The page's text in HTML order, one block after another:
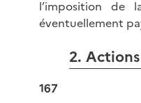
l’imposition de
éventuellement
2.
167